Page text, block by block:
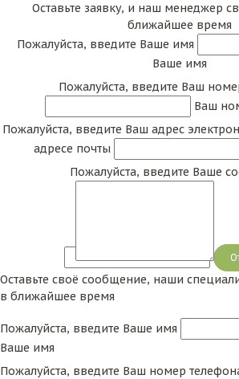
Оставьте заявку, и наш менеджер
ближайшее время
Пожалуйста, введите Ваше имя
Ваше имя
Пожалуйста, введите Ваш
Ваш
Пожалуйста, введите Ваш адрес
адресе почты
Пожалуйста, введите Ваше
Оставьте своё сообщение, наши
в ближайшее время
Пожалуйста, введите Ваше имя
Ваше имя
Пожалуйста, введите Ваш номер